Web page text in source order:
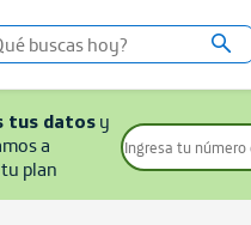
tus datos y
a
plan